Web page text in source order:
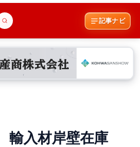
記事ナビ
輸入材岸壁在庫